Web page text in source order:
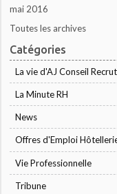
mai 2016
Toutes les archives
Catégories
La vie d'AJ Conseil
La Minute RH
News
Offres d'Emploi
Vie Professionnelle
Tribune